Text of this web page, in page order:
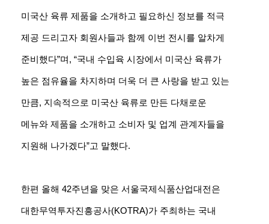
미국산 육류 제품을 소개하고 필요하신 정보를 적극
제공 드리고자 회원사들과 함께 이번 전시를 알차게
준비했다”며, “국내 수입육 시장에서 미국산 육류가
높은 점유율을 차지하며 더욱 더 큰 사랑을 받고 있는
만큼, 지속적으로 미국산 육류로 만든 다채로운
메뉴와 제품을 소개하고 소비자 및 업계 관계자들을
지원해 나가겠다”고 말했다.
한편 올해 42주년을 맞은 서울국제식품산업대전은
대한무역투자진흥공사(KOTRA)가 주최하는 국내